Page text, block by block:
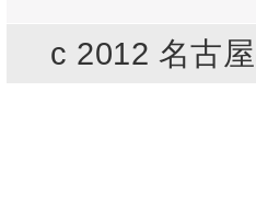
c 2012 名古